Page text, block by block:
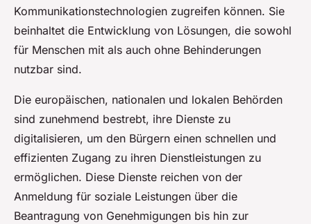
Kommunikationstechnologien zugreifen können. Sie
beinhaltet die Entwicklung von Lösungen, die sowohl
für Menschen mit als auch ohne Behinderungen
nutzbar sind.
Die europäischen, nationalen und lokalen Behörden
sind zunehmend bestrebt, ihre Dienste zu
digitalisieren, um den Bürgern einen schnellen und
effizienten Zugang zu ihren Dienstleistungen zu
ermöglichen. Diese Dienste reichen von der
Anmeldung für soziale Leistungen über die
Beantragung von Genehmigungen bis hin zur